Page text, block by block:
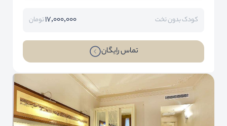
کودک بدون تخت 17,000,000تومان
تماس رایگان